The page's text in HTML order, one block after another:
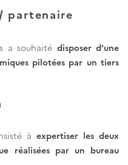
partenaire
a souhaité disposer d’une
pilotées par un tiers
àexpertiser les deux
réalisées par un bureau